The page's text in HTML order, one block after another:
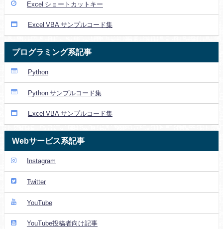
Excel ショートカットキー
Excel VBA サンプルコード集
プログラミング系記事
Python
Python サンプルコード集
Excel VBA サンプルコード集
Webサービス系記事
Instagram
Twitter
YouTube
YouTube投稿者向け記事